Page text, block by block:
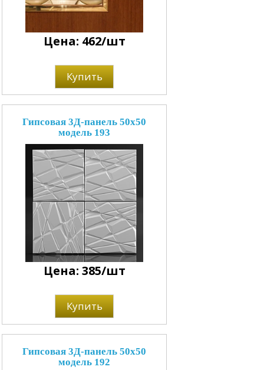
Цена: 462/шт
Купить
Гипсовая 3Д-панель 50x50
модель 193
Цена: 385/шт
Купить
Гипсовая 3Д-панель 50x50
модель 192